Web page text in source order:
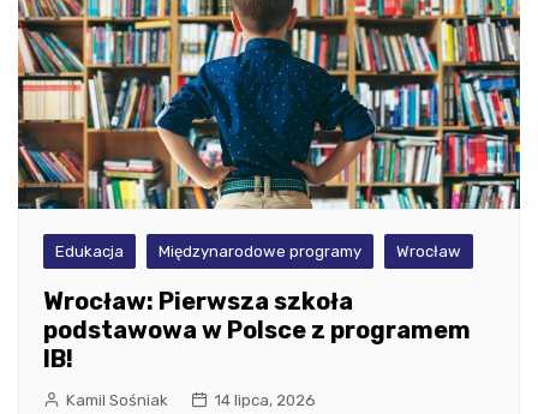
Edukacja Międzynarodowe programy Wrocław
Wrocław: Pierwsza szkoła
podstawowa w Polsce z programem
IB!
Kamil Sośniak 14 lipca, 2026